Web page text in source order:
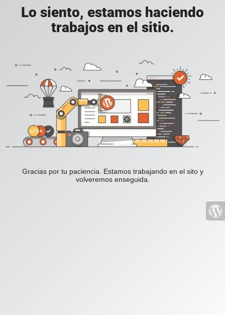
Lo siento, estamos haciendo
trabajos en el sitio.
Gracias por tu paciencia. Estamos trabajando en el sito y
volveremos enseguida.